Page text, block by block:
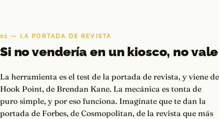
01 — LA PORTADA DE REVISTA
Si no vendería en un kiosco, no vale
La herramienta es el test de la portada de revista, y viene de
Hook Point, de Brendan Kane. La mecánica es tonta de
puro simple, y por eso funciona. Imagínate que te dan la
portada de Forbes, de Cosmopolitan, de la revista que más